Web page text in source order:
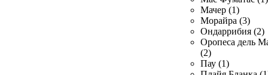
Мачер (1)
Морайра (3)
Ондаррибия (2)
Оропеса дель
(2)
Пау (1)